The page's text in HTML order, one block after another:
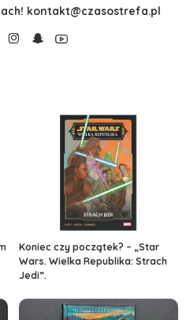
kontakt@czasostrefa.pl
Koniec czy początek? – „Star
Wars. Wielka Republika: Strach
Jedi”.